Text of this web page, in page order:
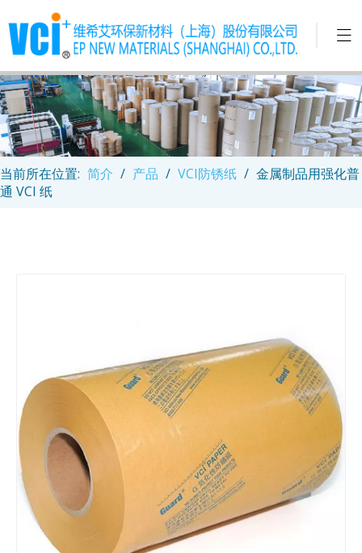
当前所在位置: 简介 / 产品 / VCI防锈纸 / 金属制品用强化普
通 VCI 纸